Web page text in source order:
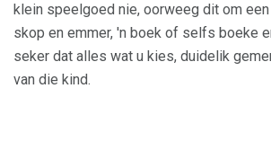
klein speelgoed nie, oorweeg dit om
skop en emmer, 'n boek of selfs boeke
seker dat alles wat u kies, duidelik
van die kind.